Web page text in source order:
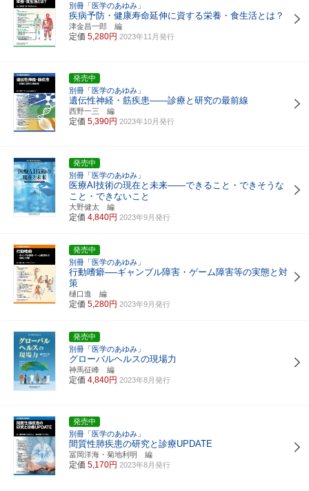
別冊「医学のあゆみ」
疾病予防・健康寿命延伸に資する栄養・食生活とは？
津金昌一郎 編
定価 5,280円 2023年11月発行
発売中
別冊「医学のあゆみ」
遺伝性神経・筋疾患――診療と研究の最前線
西野一三 編
定価 5,390円 2023年10月発行
発売中
別冊「医学のあゆみ」
医療AI技術の現在と未来――できること・できそうな
こと・できないこと
大野健太 編
定価 4,840円 2023年9月発行
発売中
別冊「医学のあゆみ」
行動嗜癖──ギャンブル障害・ゲーム障害等の実態と対
策
樋口進 編
定価 5,280円 2023年9月発行
発売中
別冊「医学のあゆみ」
グローバルヘルスの現場力
神馬征峰 編
定価 4,840円 2023年8月発行
発売中
別冊「医学のあゆみ」
間質性肺疾患の研究と診療UPDATE
冨岡洋海・菊地利明 編
定価 5,170円 2023年8月発行